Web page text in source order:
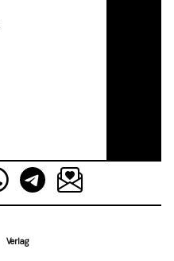
Verlag